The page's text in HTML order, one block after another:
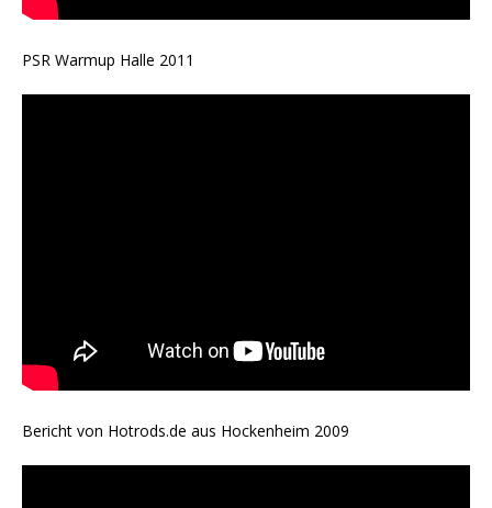
PSR Warmup Halle 2011
Bericht von Hotrods.de aus Hockenheim 2009